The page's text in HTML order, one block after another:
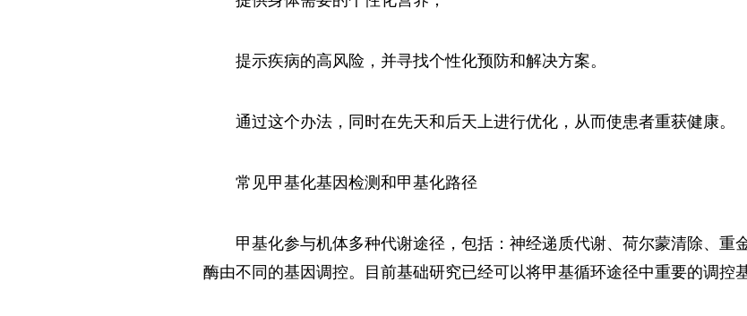
提示疾病的高风险，并寻找个性化预防和解决方案。
通过这个办法，同时在先天和后天上进行优化，从而使患者重获健康。
常见甲基化基因检测和甲基化路径
甲基化参与机体多种代谢途径，包括：神经递质代谢、荷尔蒙清除、
酶由不同的基因调控。目前基础研究已经可以将甲基循环途径中重要的调控